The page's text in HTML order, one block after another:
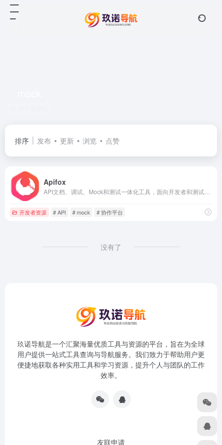
排序 发布 更新 浏览 点赞
Apifox
开发者资源 # API # mock # 协作平台
没有了
玖诺导航是一个汇聚海量优质工具与资源的平台，旨在为全球
用户提供一站式工具查询与导航服务。我们致力于帮助用户更
便捷地获取各种实用工具和学习资源，提升个人与团队的工作
效率。
友联申请